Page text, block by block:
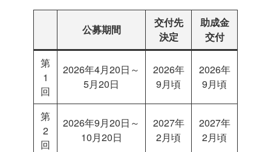
公募期間
交付先
決定
助成金
交付
第
1
回
2026年4月20日～
5月20日
2026年
9月頃
2026年
9月頃
第
2
回
2026年9月20日～
10月20日
2027年
2月頃
2027年
2月頃